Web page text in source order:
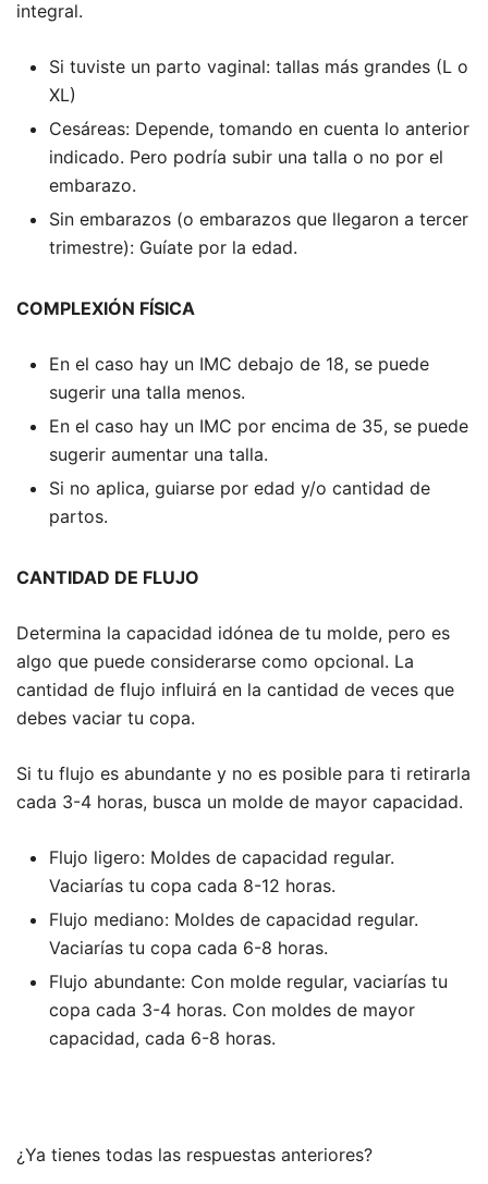
integral.
Si tuviste un parto vaginal: tallas más grandes (L o
XL)
Cesáreas: Depende, tomando en cuenta lo anterior
indicado. Pero podría subir una talla o no por el
embarazo.
Sin embarazos (o embarazos que llegaron a tercer
trimestre): Guíate por la edad.
COMPLEXIÓN FÍSICA
En el caso hay un IMC debajo de 18, se puede
sugerir una talla menos.
En el caso hay un IMC por encima de 35, se puede
sugerir aumentar una talla.
Si no aplica, guiarse por edad y/o cantidad de
partos.
CANTIDAD DE FLUJO
Determina la capacidad idónea de tu molde, pero es
algo que puede considerarse como opcional. La
cantidad de flujo influirá en la cantidad de veces que
debes vaciar tu copa.
Si tu flujo es abundante y no es posible para ti retirarla
cada 3-4 horas, busca un molde de mayor capacidad.
Flujo ligero: Moldes de capacidad regular.
Vaciarías tu copa cada 8-12 horas.
Flujo mediano: Moldes de capacidad regular.
Vaciarías tu copa cada 6-8 horas.
Flujo abundante: Con molde regular, vaciarías tu
copa cada 3-4 horas. Con moldes de mayor
capacidad, cada 6-8 horas.
¿Ya tienes todas las respuestas anteriores?